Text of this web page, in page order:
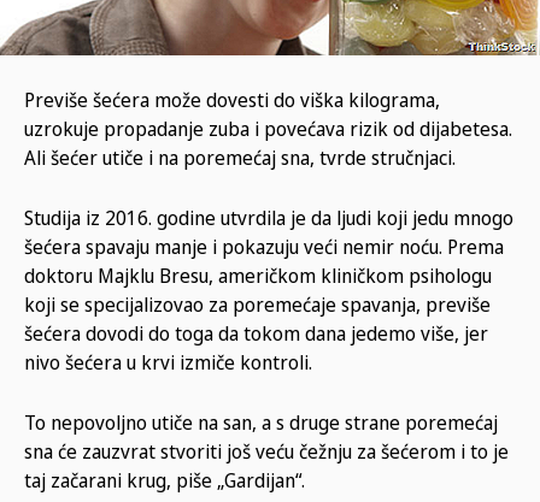
Previše šećera može dovesti do viška kilograma,
uzrokuje propadanje zuba i povećava rizik od dijabetesa.
Ali šećer utiče i na poremećaj sna, tvrde stručnjaci.
Studija iz 2016. godine utvrdila je da ljudi koji jedu mnogo
šećera spavaju manje i pokazuju veći nemir noću. Prema
doktoru Majklu Bresu, američkom kliničkom psihologu
koji se specijalizovao za poremećaje spavanja, previše
šećera dovodi do toga da tokom dana jedemo više, jer
nivo šećera u krvi izmiče kontroli.
To nepovoljno utiče na san, a s druge strane poremećaj
sna će zauzvrat stvoriti još veću čežnju za šećerom i to je
taj začarani krug, piše „Gardijan“.